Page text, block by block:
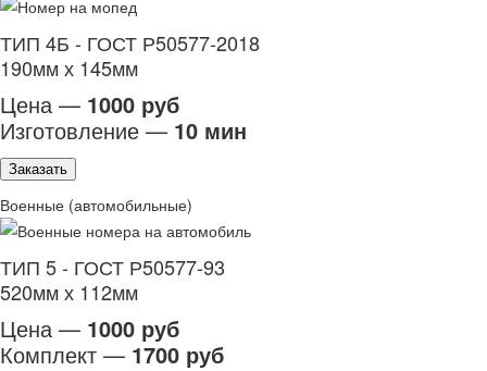
ТИП 4Б - ГОСТ Р50577-2018
190мм х 145мм
Цена — 1000 руб
Изготовление — 10 мин
Заказать
Военные (автомобильные)
ТИП 5 - ГОСТ Р50577-93
520мм х 112мм
Цена — 1000 руб
Комплект — 1700 руб